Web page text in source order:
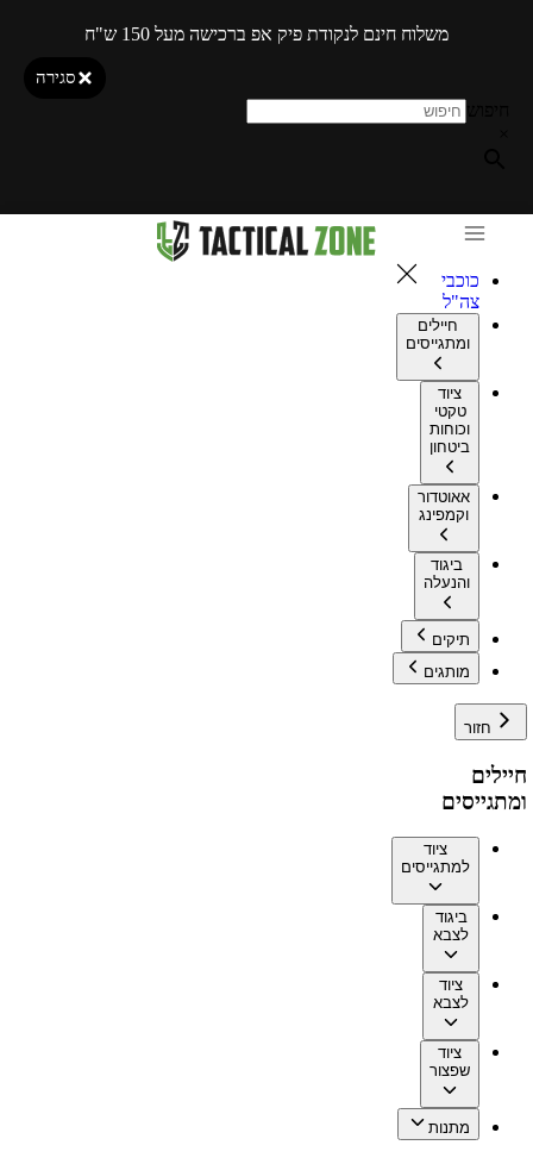
משלוח חינם לנקודת פיק אפ ברכישה מעל 150 ש"ח
סגירה
כוכבי
צה"ל
חיילים
ומתגייסים
ציוד
טקטי
וכוחות
ביטחון
אאוטדור
וקמפינג
ביגוד
והנעלה
תיקים
מותגים
חזור
חיילים
ומתגייסים
ציוד
למתגייסים
ביגוד
לצבא
ציוד
לצבא
ציוד
שפצור
מתנות